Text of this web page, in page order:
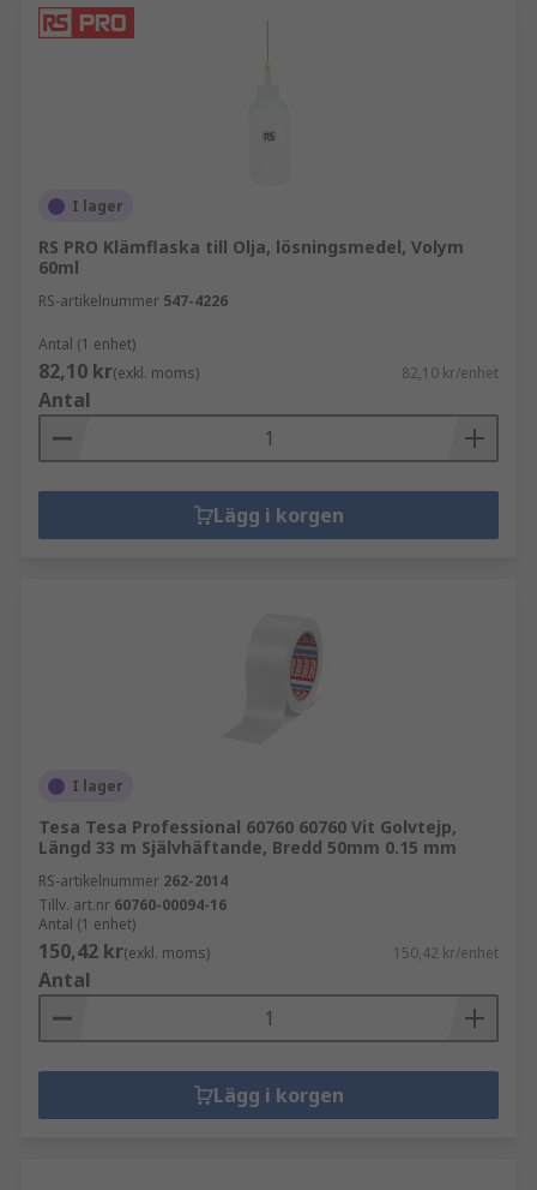
I lager
RS PRO Klämflaska till Olja, lösningsmedel, Volym
60ml
RS-artikelnummer 547-4226
Antal (1 enhet)
82,10 kr(exkl. moms) 82,10 kr/enhet
Antal
Lägg i korgen
I lager
Tesa Tesa Professional 60760 60760 Vit Golvtejp,
Längd 33 m Självhäftande, Bredd 50mm 0.15 mm
RS-artikelnummer 262-2014
Tillv. art.nr 60760-00094-16
Antal (1 enhet)
150,42 kr(exkl. moms) 150,42 kr/enhet
Antal
Lägg i korgen